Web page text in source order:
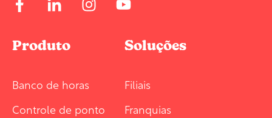
Produto
Banco de horas
Controle de ponto
Soluções
Filiais
Franquias